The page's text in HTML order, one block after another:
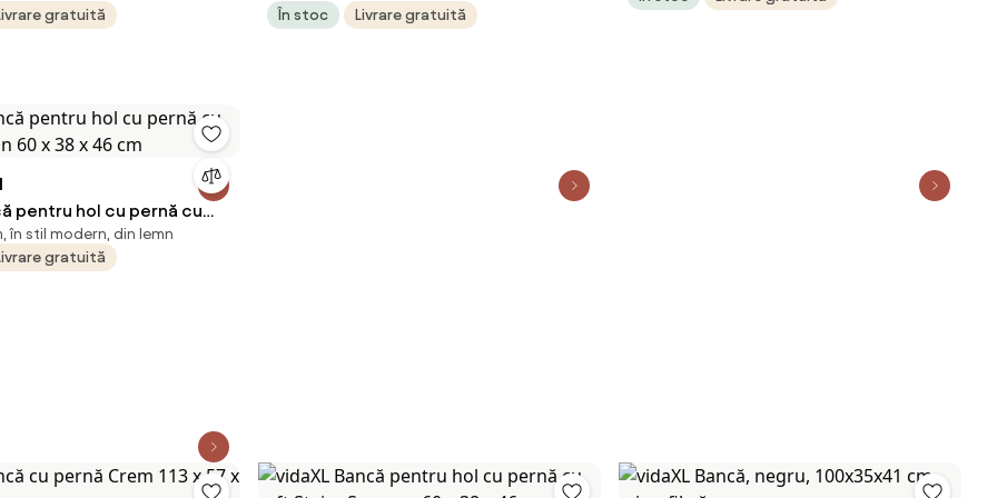
gratuită În stoc Livrare gratuită
pentru hol cu pernă cu
60 x 38 x 46 cm
în stil modern, din lemn
gratuită